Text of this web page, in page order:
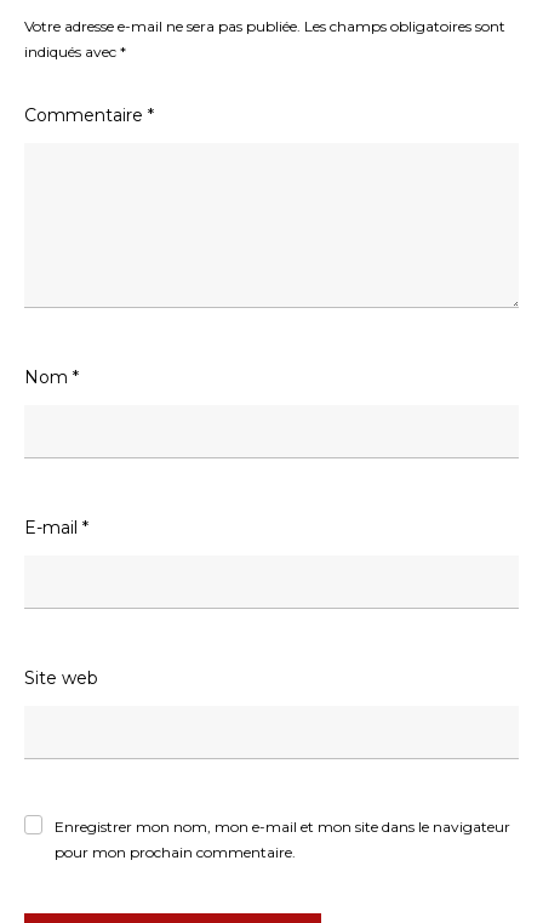
Votre adresse e-mail ne sera pas publiée. Les champs obligatoires sont
indiqués avec *
Commentaire *
Nom *
E-mail *
Site web
Enregistrer mon nom, mon e-mail et mon site dans le navigateur
pour mon prochain commentaire.